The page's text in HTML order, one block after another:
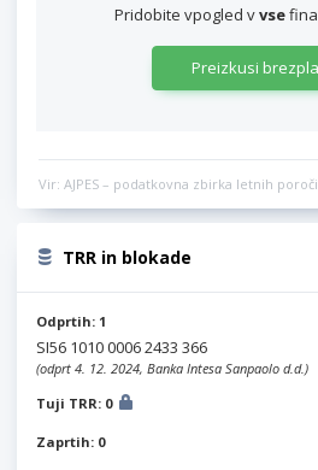
Pridobite vpogled vvse
Preizkusi
Vir: AJPES – podatkovna zbirka letnih
TRR in blokade
Odprtih: 1
SI56 1010 0006 2433 366
(odprt 4. 12. 2024, Banka Intesa Sanpaolo d.d.)
Tuji TRR: 0
Zaprtih: 0